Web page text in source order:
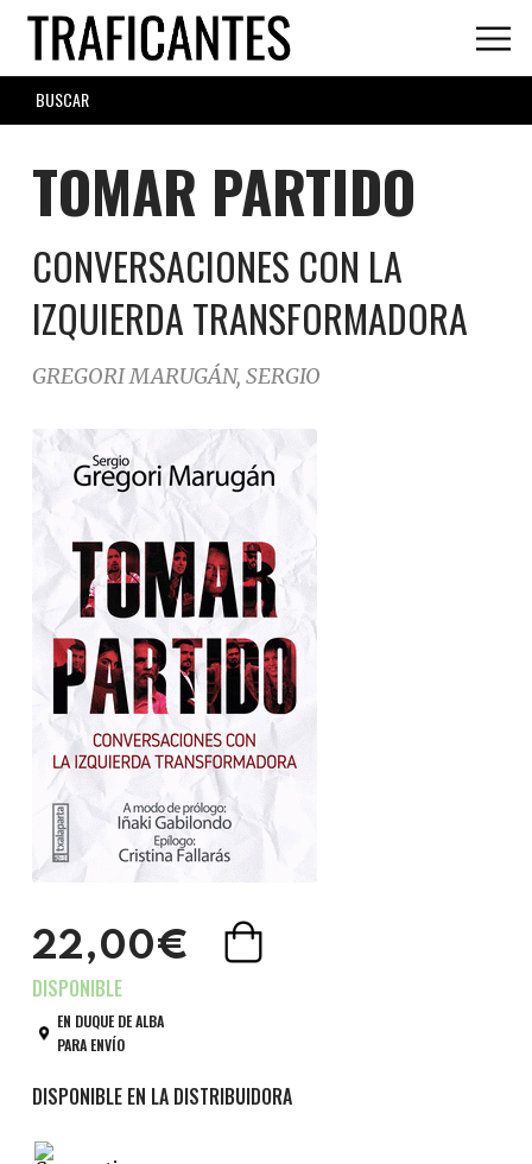
Skip
main
content
SEARCH
FORM
TOMAR PARTIDO
CONVERSACIONES CON LA
IZQUIERDA TRANSFORMADORA
GREGORI MARUGÁN, SERGIO
22,00€
EN DUQUE DE ALBA
PARA ENVÍO